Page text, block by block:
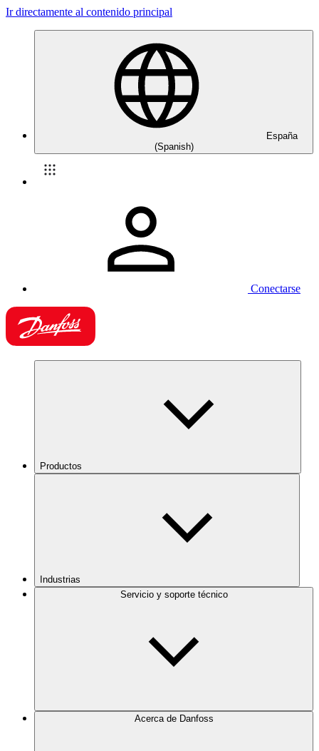
Ir directamente al contenido principal
España
(Spanish)
Conectarse
Productos
Industrias
Servicio y soporte técnico
Acerca de Danfoss